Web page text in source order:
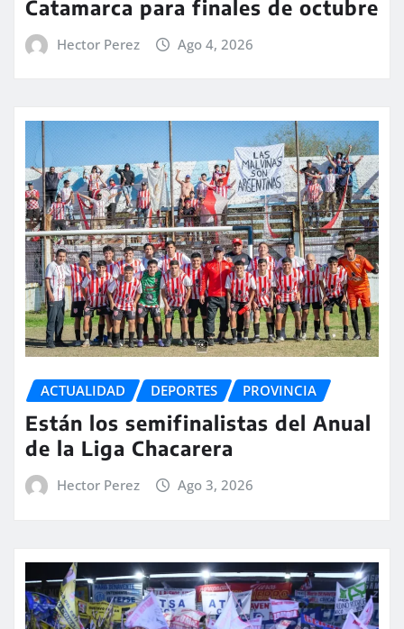
Catamarca para finales de octubre
Hector Perez Ago 4, 2026
ACTUALIDAD DEPORTES PROVINCIA
Están los semifinalistas del Anual
de la Liga Chacarera
Hector Perez Ago 3, 2026